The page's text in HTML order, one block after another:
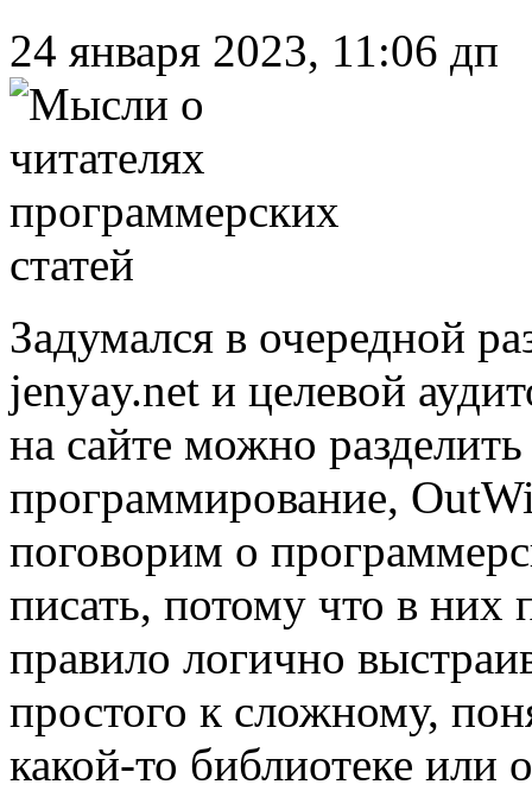
24 января 2023, 11:06 дп
Задумался в очередной
jenyay.net и целевой
на сайте можно
программирование,
поговорим о
писать, потому что в них
правило логично
простого к сложному,
какой-то библиотеке или